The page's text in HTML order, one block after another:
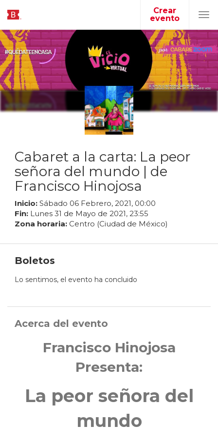
Crear
evento
Cabaret a la carta: La peor
señora del mundo | de
Francisco Hinojosa
Inicio: Sábado 06 Febrero, 2021, 00:00
Fin: Lunes 31 de Mayo de 2021, 23:55
Zona horaria: Centro (Ciudad de México)
Boletos
Lo sentimos, el evento ha concluido
Acerca del evento
Francisco Hinojosa
Presenta:
La peor señora del
mundo